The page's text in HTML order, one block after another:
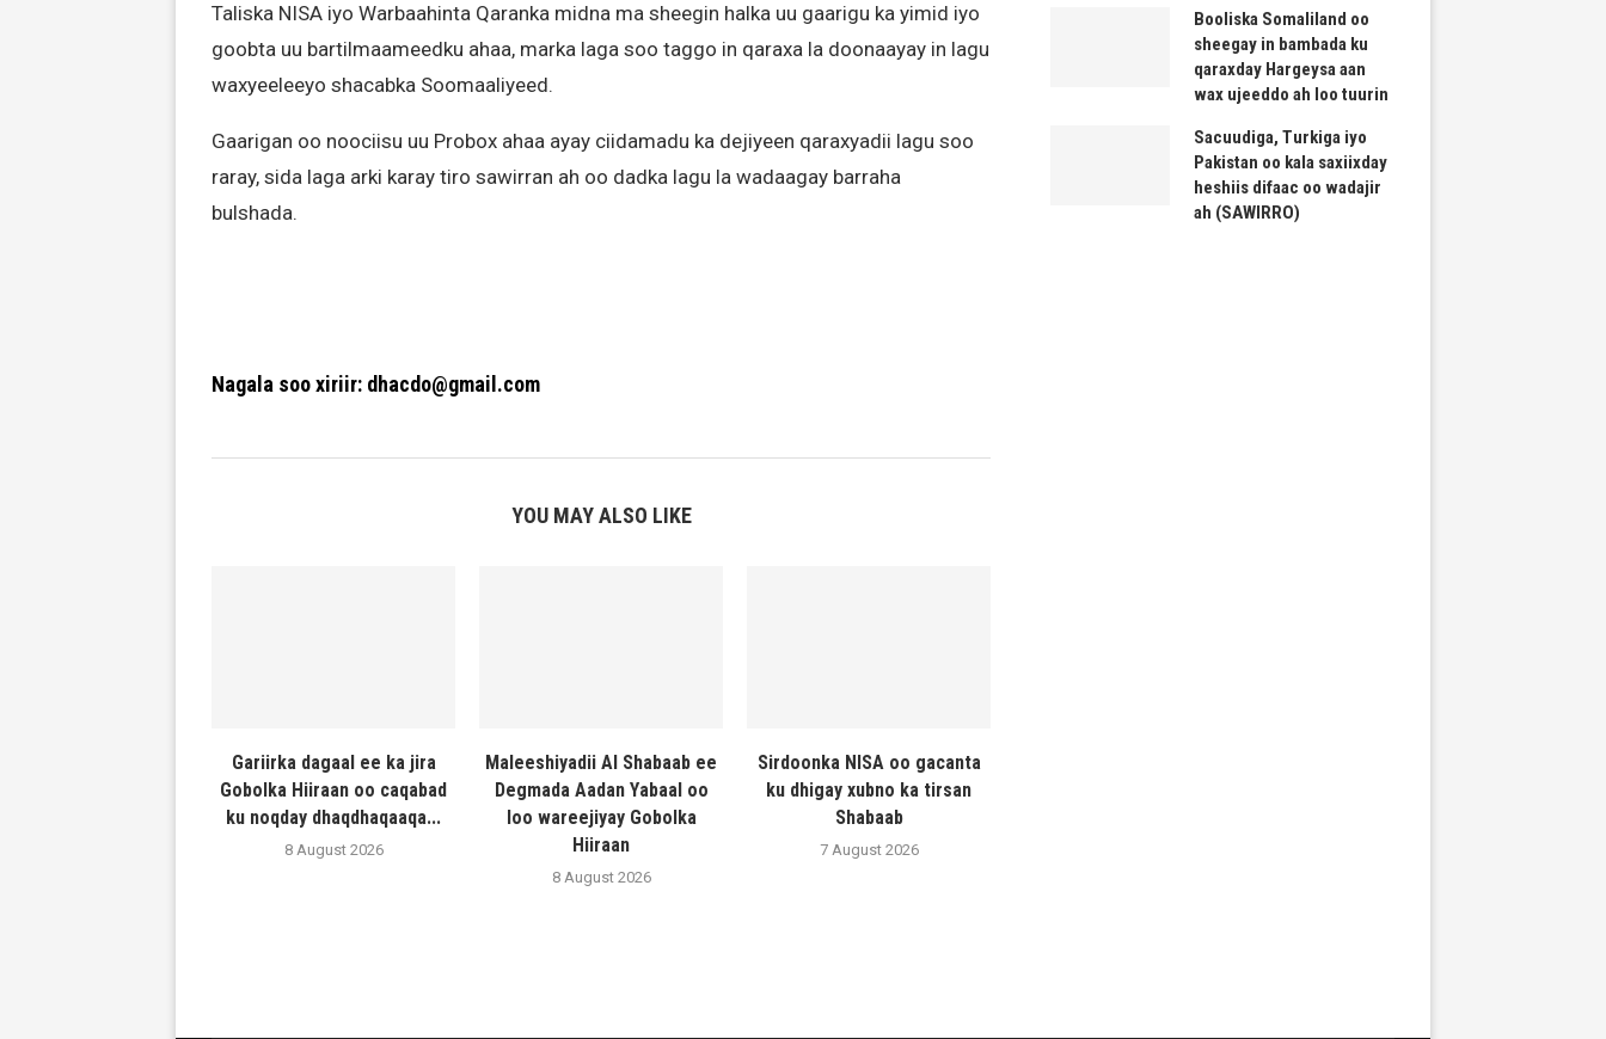
Taliska NISA iyo Warbaahinta Qaranka midna ma sheegin halka uu gaarigu ka yimid iyo
goobta uu bartilmaameedku ahaa, marka laga soo taggo in qaraxa la doonaayay in lagu
waxyeeleeyo shacabka Soomaaliyeed.
Gaarigan oo noociisu uu Probox ahaa ayay ciidamadu ka dejiyeen qaraxyadii lagu soo
raray, sida laga arki karay tiro sawirran ah oo dadka lagu la wadaagay barraha
bulshada.
Nagala soo xiriir: dhacdo@gmail.com
YOU MAY ALSO LIKE
Gariirka dagaal ee ka jira
Gobolka Hiiraan oo caqabad
ku noqday dhaqdhaqaaqa...
8 August 2026
Maleeshiyadii Al Shabaab ee
Degmada Aadan Yabaal oo
loo wareejiyay Gobolka
Hiiraan
8 August 2026
Sirdoonka NISA oo gacanta
ku dhigay xubno ka tirsan
Shabaab
7 August 2026
Booliska Somaliland oo
sheegay in bambada ku
qaraxday Hargeysa aan
wax ujeeddo ah loo tuurin
Sacuudiga, Turkiga iyo
Pakistan oo kala saxiixday
heshiis difaac oo wadajir
ah (SAWIRRO)